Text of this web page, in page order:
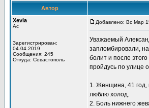
Автор
Xevia
Ас
Зарегистрирован:
04.04.2019
Сообщения: 245
Откуда: Севастополь
Добавлено: Вс Мар
Уважаемый
запломбировали,
болит и после
пройдусь по улице
1. Женщина, 41 год,
люблю холод.
2. Боль нижнего